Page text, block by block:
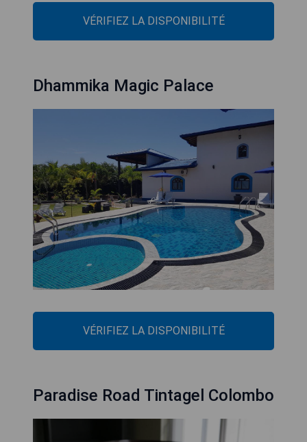
VÉRIFIEZ LA DISPONIBILITÉ
Dhammika Magic Palace
VÉRIFIEZ LA DISPONIBILITÉ
Paradise Road Tintagel Colombo